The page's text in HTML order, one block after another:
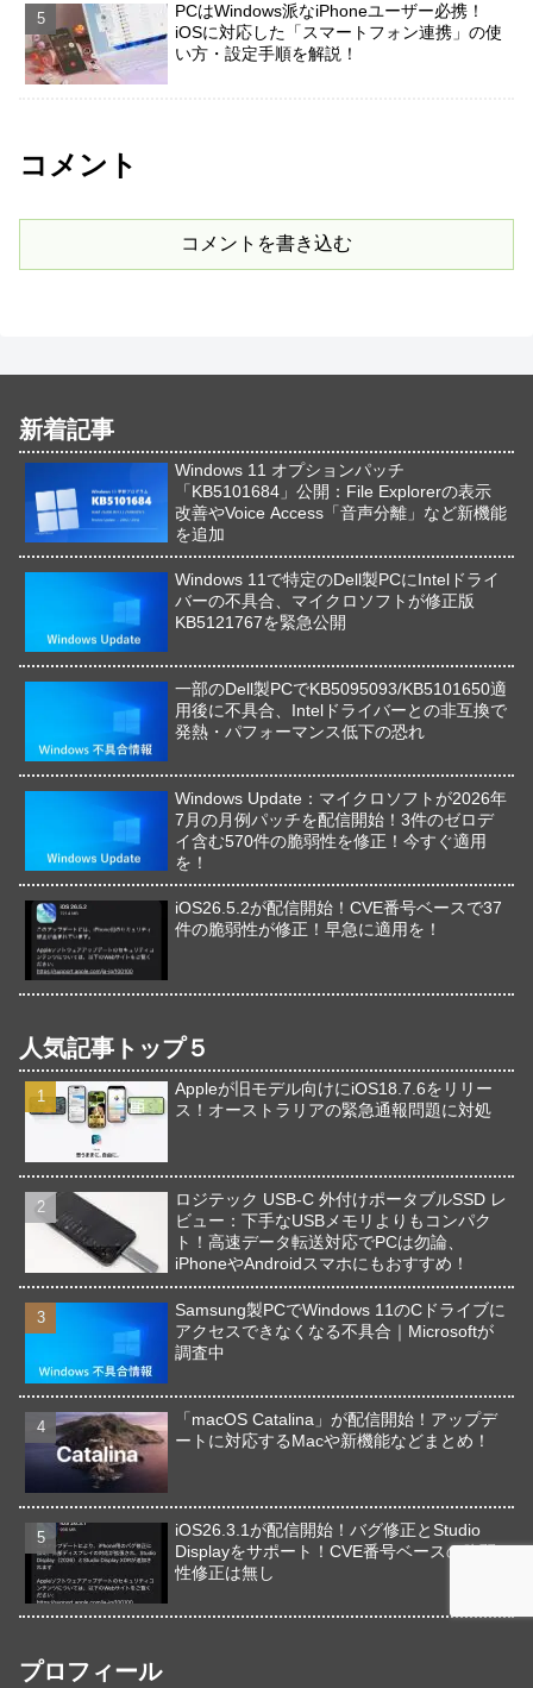
PCはWindows派なiPhoneユーザー必携！
iOSに対応した「スマートフォン連携」の使
い方・設定手順を解説！
コメント
コメントを書き込む
新着記事
Windows 11 オプションパッチ
「KB5101684」公開：File Explorerの表示
改善やVoice Access「音声分離」など新機能
を追加
Windows 11で特定のDell製PCにIntelドライ
バーの不具合、マイクロソフトが修正版
KB5121767を緊急公開
一部のDell製PCでKB5095093/KB5101650適
用後に不具合、Intelドライバーとの非互換で
発熱・パフォーマンス低下の恐れ
Windows Update：マイクロソフトが2026年
7月の月例パッチを配信開始！3件のゼロデ
イ含む570件の脆弱性を修正！今すぐ適用
を！
iOS26.5.2が配信開始！CVE番号ベースで37
件の脆弱性が修正！早急に適用を！
人気記事トップ５
Appleが旧モデル向けにiOS18.7.6をリリー
ス！オーストラリアの緊急通報問題に対処
ロジテック USB-C 外付けポータブルSSD レ
ビュー：下手なUSBメモリよりもコンパク
ト！高速データ転送対応でPCは勿論、
iPhoneやAndroidスマホにもおすすめ！
Samsung製PCでWindows 11のCドライブに
アクセスできなくなる不具合｜Microsoftが
調査中
「macOS Catalina」が配信開始！アップデ
ートに対応するMacや新機能などまとめ！
iOS26.3.1が配信開始！バグ修正とStudio
Displayをサポート！CVE番号ベースの脆弱
性修正は無し
プロフィール